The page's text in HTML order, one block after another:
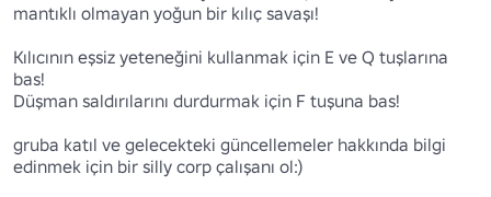
mantıklı olmayan yoğun bir kılıç savaşı!
Kılıcının eşsiz yeteneğini kullanmak için E ve Q tuşlarına
bas!
Düşman saldırılarını durdurmak için F tuşuna bas!
gruba katıl ve gelecekteki güncellemeler hakkında bilgi
edinmek için bir silly corp çalışanı ol:)